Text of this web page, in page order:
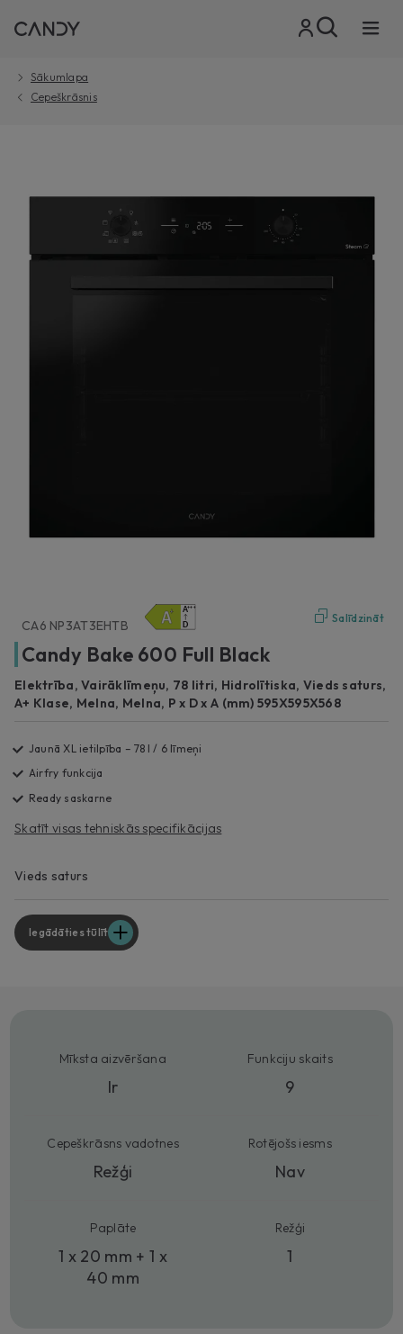
Sākumlapa
Cepeškrāsnis
Salīdzināt
CA6 NP3AT3EHTB
Candy Bake 600 Full Black
Elektrība, Vairāklīmeņu, 78 litri, Hidrolītiska, Vieds saturs,
A+ Klase, Melna, Melna, P x D x A (mm) 595X595X568
Jaunā XL ietilpība – 78 l / 6 līmeņi
Airfry funkcija
Ready saskarne
Skatīt visas tehniskās specifikācijas
Vieds saturs
Iegādāties tūlīt
Mīksta aizvēršana
Ir
Funkciju skaits
9
Cepeškrāsns vadotnes
Režģi
Rotējošs iesms
Nav
Paplāte
1 x 20 mm + 1 x
40 mm
Režģi
1